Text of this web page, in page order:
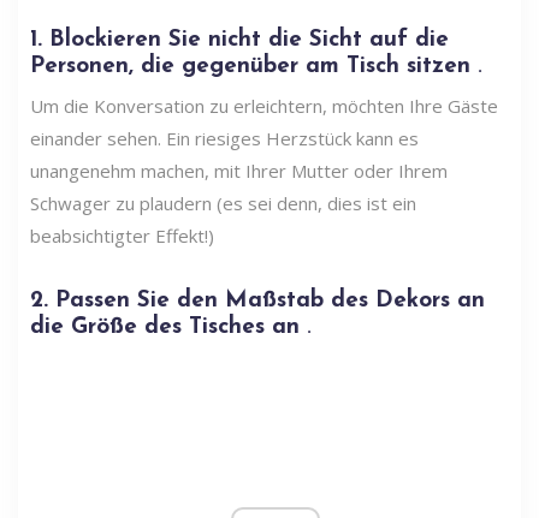
1. Blockieren Sie nicht die Sicht auf die
Personen, die gegenüber am Tisch sitzen .
Um die Konversation zu erleichtern, möchten Ihre Gäste
einander sehen. Ein riesiges Herzstück kann es
unangenehm machen, mit Ihrer Mutter oder Ihrem
Schwager zu plaudern (es sei denn, dies ist ein
beabsichtigter Effekt!)
2. Passen Sie den Maßstab des Dekors an
die Größe des Tisches an .